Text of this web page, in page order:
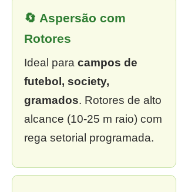
🔄 Aspersão com
Rotores
Ideal para campos de
futebol, society,
gramados. Rotores de alto
alcance (10-25 m raio) com
rega setorial programada.